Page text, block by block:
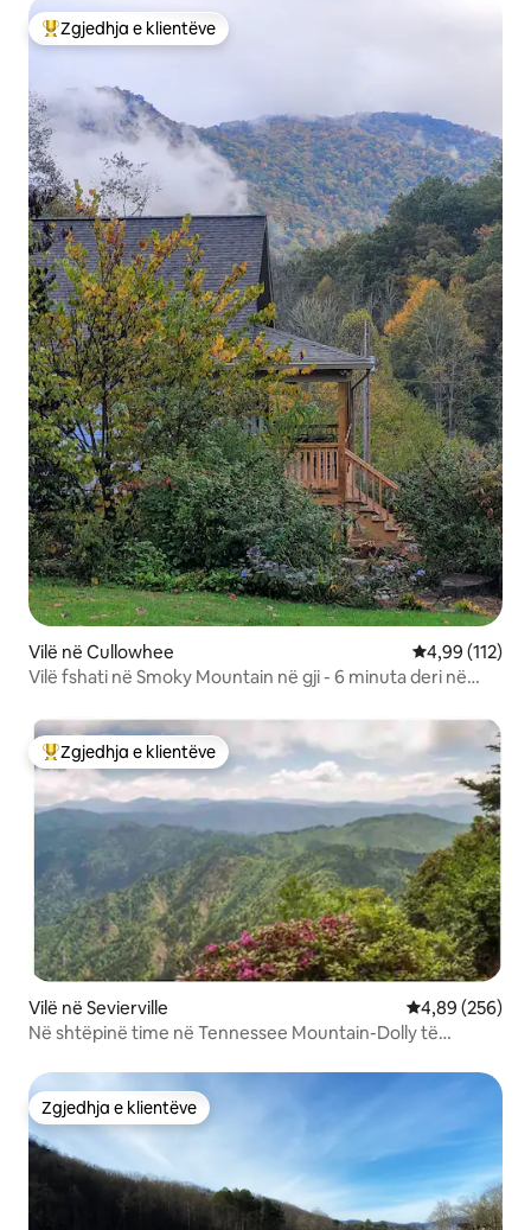
Më të mirat e zgjedhjeve të klientëve
Zgjedhja e klientëve
Vilë në Cullowhee Vlerësimi
4,99 (112)
Vilë fshati në Smoky Mountain në gji - 6 minuta deri në
Më të mirat e zgjedhjeve të klientëve
Zgjedhja e klientëve
Vilë në Sevierville Vlerësimi
4,89 (256)
Në shtëpinë time në Tennessee Mountain-Dolly të
Zgjedhja e klientëve
Zgjedhja e klientëve